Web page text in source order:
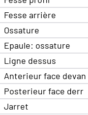
Fesse arrière
Ossature
Epaule: ossature
Ligne dessus
Anterieur face devan
Posterieur face derr
Jarret